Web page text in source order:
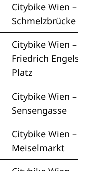
Citybike Wien –
Schmelzbrücke
Citybike Wien –
Friedrich Engels
Platz
Citybike Wien –
Sensengasse
Citybike Wien –
Meiselmarkt